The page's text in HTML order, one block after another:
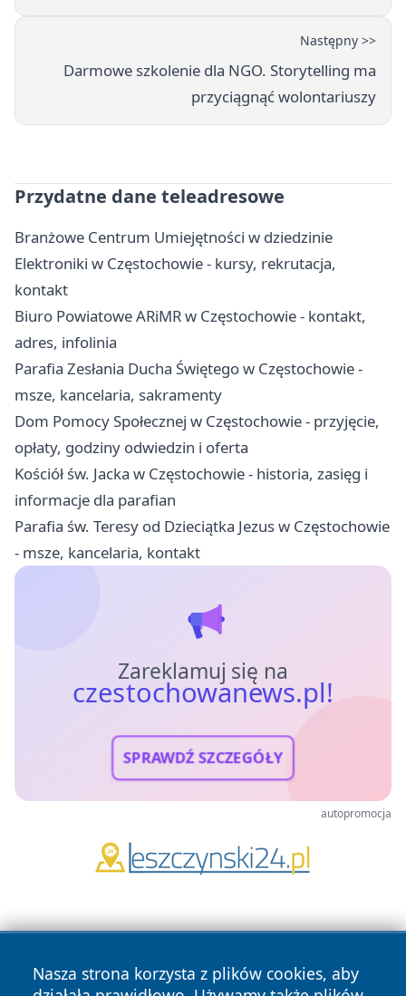
Następny >>
Darmowe szkolenie dla NGO. Storytelling ma
przyciągnąć wolontariuszy
Przydatne dane teleadresowe
Branżowe Centrum Umiejętności w dziedzinie
Elektroniki w Częstochowie - kursy, rekrutacja,
kontakt
Biuro Powiatowe ARiMR w Częstochowie - kontakt,
adres, infolinia
Parafia Zesłania Ducha Świętego w Częstochowie -
msze, kancelaria, sakramenty
Dom Pomocy Społecznej w Częstochowie - przyjęcie,
opłaty, godziny odwiedzin i oferta
Kościół św. Jacka w Częstochowie - historia, zasięg i
informacje dla parafian
Parafia św. Teresy od Dzieciątka Jezus w Częstochowie
- msze, kancelaria, kontakt
Zareklamuj się na
czestochowanews.pl!
SPRAWDŹ SZCZEGÓŁY
autopromocja
Nasza strona korzysta z plików cookies, aby